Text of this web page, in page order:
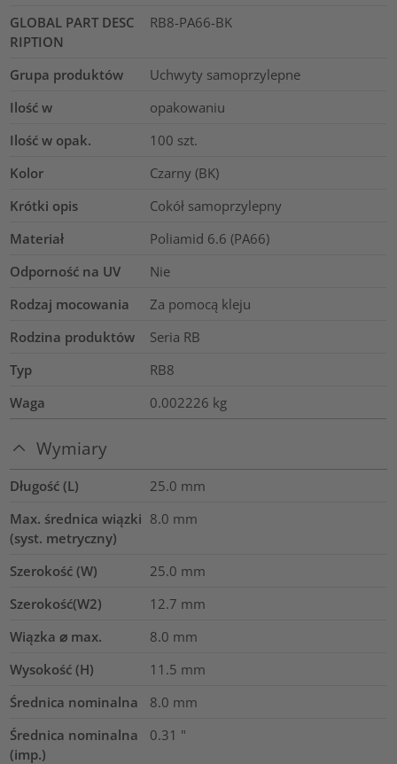
GLOBAL PART DESC
RIPTION
RB8-PA66-BK
Grupa produktów
Uchwyty samoprzylepne
Ilość w
opakowaniu
Ilość w opak.
100 szt.
Kolor
Czarny (BK)
Krótki opis
Cokół samoprzylepny
Materiał
Poliamid 6.6 (PA66)
Odporność na UV
Nie
Rodzaj mocowania
Za pomocą kleju
Rodzina produktów
Seria RB
Typ
RB8
Waga
0.002226 kg
Wymiary
Długość (L) 25.0 mm
Max. średnica wiązki
(syst. metryczny)
8.0 mm
Szerokość (W) 25.0 mm
Szerokość(W2)
12.7 mm
Wiązka ⌀ max.
8.0 mm
Wysokość (H)
11.5 mm
Średnica nominalna
8.0 mm
Średnica nominalna
(imp.)
0.31 "